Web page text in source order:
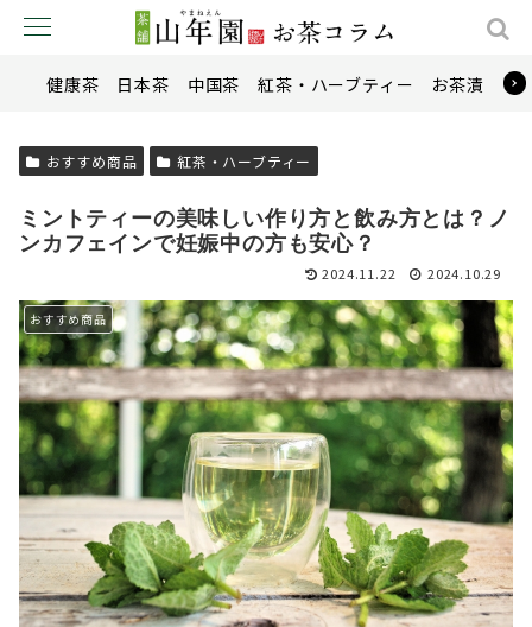
健康茶 日本茶 中国茶 紅茶・ハーブティー お茶漬け
おすすめ商品 紅茶・ハーブティー
ミントティーの美味しい作り方と飲み方とは？ノ
ンカフェインで妊娠中の方も安心？
2024.11.22 2024.10.29
おすすめ商品